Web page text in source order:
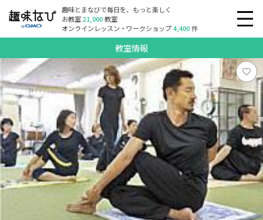
趣味とまなびで毎日を、もっと楽しく
お教室21,000教室
オンラインレッスン・ワークショップ4,400件
教室情報